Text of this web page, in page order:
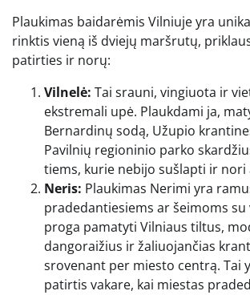
Plaukimas baidarėmis Vilniuje yra
rinktis vieną iš dviejų maršrutų,
patirties ir norų:
Vilnelė: Tai srauni, vingiuota ir
ekstremali upė. Plaukdami ja,
Bernardinų sodą, Užupio
Pavilnių regioninio parko
tiems, kurie nebijo sušlapti ir nori
Neris: Plaukimas Nerimi yra
pradedantiesiems ar šeimoms su
proga pamatyti Vilniaus tiltus,
dangoraižius ir žaliuojančias
srovenant per miesto centrą. Tai
patirtis vakare, kai miestas